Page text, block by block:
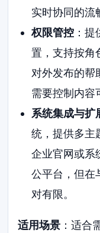
实时协同的流
权限管控：提
置，支持按角
对外发布的帮
需要控制内容
系统集成与扩
统，提供多主
企业官网或系
公平台，但在
对有限。
适用场景 ：适合